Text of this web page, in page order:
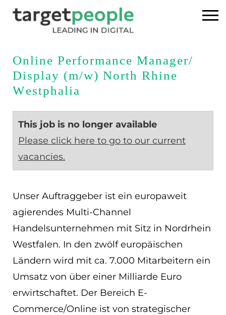
Executive Search
About us
EN
ES
Navigation schließen
Online Performance Manager/
Display (m/w) North Rhine
Westphalia
This job is no longer available
Please click here to go to our current
vacancies.
Unser Auftraggeber ist ein europaweit
agierendes Multi-Channel
Handelsunternehmen mit Sitz in Nordrhein
Westfalen. In den zwölf europäischen
Ländern wird mit ca. 7.000 Mitarbeitern ein
Umsatz von über einer Milliarde Euro
erwirtschaftet. Der Bereich E-
Commerce/Online ist von strategischer